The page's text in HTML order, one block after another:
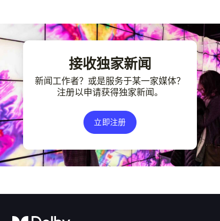
接收独家新闻
新闻工作者？或是服务于某一家媒体？
注册以申请获得独家新闻。
立即注册